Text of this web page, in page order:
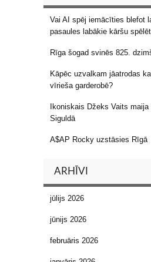
Vai AI spēj iemācīties blefot
pasaules labākie kāršu
Rīga šogad svinēs 825.
Kāpēc uzvalkam jāatrodas
vīrieša garderobē?
Ikoniskais Džeks Vaits
Siguldā
A$AP Rocky uzstāsies Rīgā
ARHĪVI
jūlijs 2026
jūnijs 2026
februāris 2026